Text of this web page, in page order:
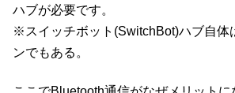
ハブが必要です。
※スイッチボット(SwitchBot)ハブ自体
ンでもある。